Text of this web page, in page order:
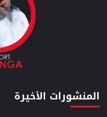
المنشورات الأخيرة